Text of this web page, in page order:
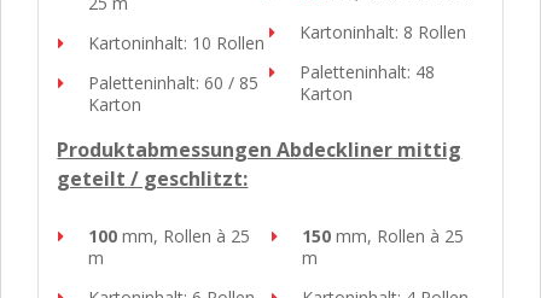
Kartoninhalt: 10 Rollen
Paletteninhalt: 60 / 85
Karton
Kartoninhalt: 8 Rollen
Paletteninhalt: 48
Karton
Produktabmessungen Abdeckliner mittig
geteilt / geschlitzt:
100 mm, Rollen à 25
m
150 mm, Rollen à 25
m